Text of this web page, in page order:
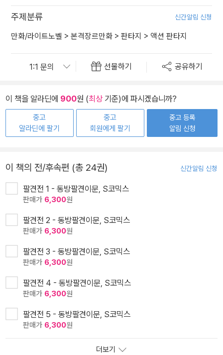
주제분류 신간알림 신청
만화/라이트노벨 > 본격장르만화 > 판타지 > 액션 판타지
선물하기 공유하기
이 책을 알라딘에 900원 (최상기준)에 파시겠습니까?
중고
알라딘에 팔기
중고
회원에게 팔기
중고 등록
알림 신청
이 책의 전/후속편 (총 24권) 신간알림 신청
팔견전 1 - 동방팔견이문, S코믹스
판매가 6,300원
팔견전 2 - 동방팔견이문, S코믹스
판매가 6,300원
팔견전 3 - 동방팔견이문, S코믹스
판매가 6,300원
팔견전 4 - 동방팔견이문, S코믹스
판매가 6,300원
팔견전 5 - 동방팔견이문, S코믹스
판매가 6,300원
더보기